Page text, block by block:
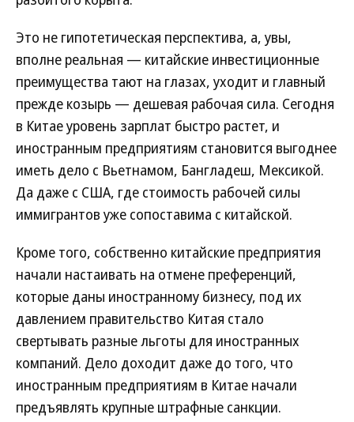
Это не гипотетическая перспектива, а, увы,
вполне реальная — китайские инвестиционные
преимущества тают на глазах, уходит и главный
прежде козырь — дешевая рабочая сила. Сегодня
в Китае уровень зарплат быстро растет, и
иностранным предприятиям становится выгоднее
иметь дело с Вьетнамом, Бангладеш, Мексикой.
Да даже с США, где стоимость рабочей силы
иммигрантов уже сопоставима с китайской.
Кроме того, собственно китайские предприятия
начали настаивать на отмене преференций,
которые даны иностранному бизнесу, под их
давлением правительство Китая стало
свертывать разные льготы для иностранных
компаний. Дело доходит даже до того, что
иностранным предприятиям в Китае начали
предъявлять крупные штрафные санкции.